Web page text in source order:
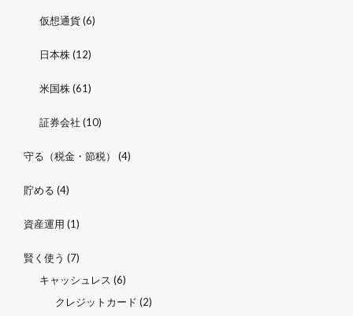
仮想通貨(6)
日本株(12)
米国株(61)
証券会社 (10)
守る（税金・節税） (4)
貯める (4)
資産運用 (1)
賢く使う (7)
キャッシュレス (6)
クレジットカード (2)